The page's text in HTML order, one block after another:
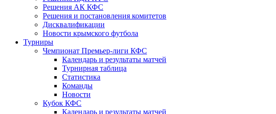
Решения АК КФС
Решения и постановления комитетов
Дисквалификации
Новости крымского футбола
Турниры
Чемпионат Премьер-лиги КФС
Календарь и результаты матчей
Турнирная таблица
Статистика
Команды
Новости
Кубок КФС
Календарь и результаты матчей